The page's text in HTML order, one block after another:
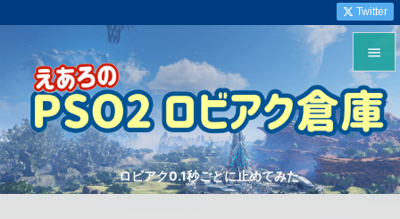
ロビアク0.1秒ごとに止めてみた


メニュ

サイド

Twitter